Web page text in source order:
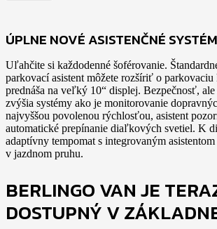
ÚPLNE NOVÉ ASISTENČNÉ
Uľahčite si každodenné šoférovanie.
parkovací asistent môžete rozšíriť o parkovaciu
prednáša na veľký 10“ displej. Bezpečnosť,
zvýšia systémy ako je monitorovanie
najvyššou povolenou rýchlosťou, asistent
automatické prepínanie diaľkových svetiel. K
adaptívny tempomat s integrovaným
v jazdnom pruhu.
BERLINGO VAN JE
DOSTUPNÝ V